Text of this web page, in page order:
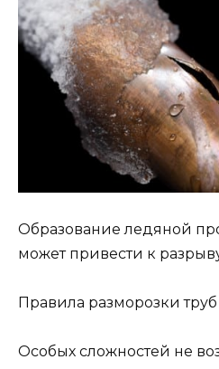
Образование ледяной
может привести к
Правила разморозки труб
Особых сложностей не